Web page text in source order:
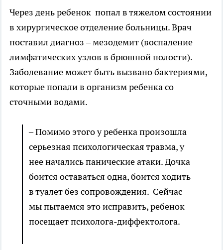
Через день ребенок попал в тяжелом состоянии
в хирургическое отделение больницы. Врач
поставил диагноз – мезодемит (воспаление
лимфатических узлов в брюшной полости).
Заболевание может быть вызвано бактериями,
которые попали в организм ребенка со
сточными водами.
– Помимо этого у ребенка произошла
серьезная психологическая травма, у
нее начались панические атаки. Дочка
боится оставаться одна, боится ходить
в туалет без сопровождения. Сейчас
мы пытаемся это исправить, ребенок
посещает психолога-диффектолога.